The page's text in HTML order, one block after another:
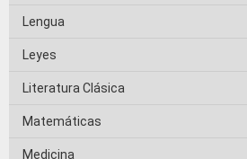
Lengua
Leyes
Literatura Clásica
Matemáticas
Medicina